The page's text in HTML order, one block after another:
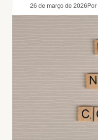
26 de março de 2026Por